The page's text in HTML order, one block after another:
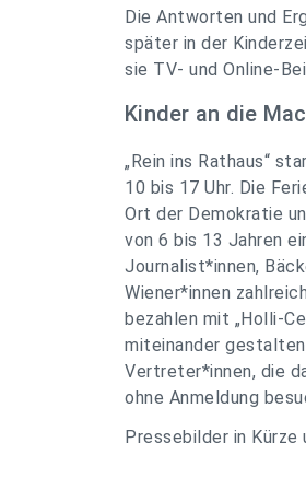
Die Antworten und
später in der
sie TV- und Online-
Kinder an die
„Rein ins Rathaus“
10 bis 17 Uhr. Die
Ort der Demokratie
von 6 bis 13 Jahren
Journalist*innen,
Wiener*innen
bezahlen mit „Holli-
miteinander
Vertreter*innen, die
ohne Anmeldung
Pressebilder in Kürze